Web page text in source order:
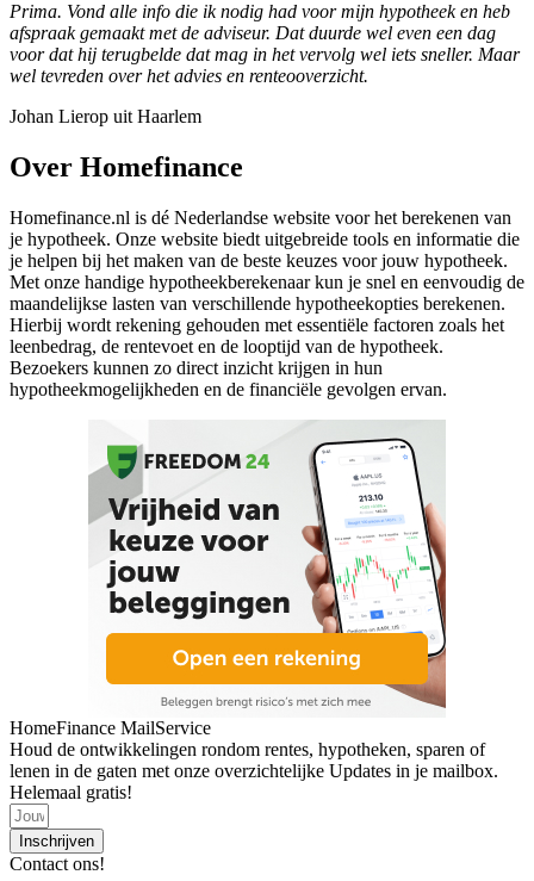
Prima. Vond alle info die ik nodig had voor mijn hypotheek en heb
afspraak gemaakt met de adviseur. Dat duurde wel even een dag
voor dat hij terugbelde dat mag in het vervolg wel iets sneller. Maar
wel tevreden over het advies en renteooverzicht.
Johan Lierop uit Haarlem
Over Homefinance
Homefinance.nl is dé Nederlandse website voor het berekenen van
je hypotheek. Onze website biedt uitgebreide tools en informatie die
je helpen bij het maken van de beste keuzes voor jouw hypotheek.
Met onze handige hypotheekberekenaar kun je snel en eenvoudig de
maandelijkse lasten van verschillende hypotheekopties berekenen.
Hierbij wordt rekening gehouden met essentiële factoren zoals het
leenbedrag, de rentevoet en de looptijd van de hypotheek.
Bezoekers kunnen zo direct inzicht krijgen in hun
hypotheekmogelijkheden en de financiële gevolgen ervan.
HomeFinance MailService
Houd de ontwikkelingen rondom rentes, hypotheken, sparen of
lenen in de gaten met onze overzichtelijke Updates in je mailbox.
Helemaal gratis!
Inschrijven
Contact ons!